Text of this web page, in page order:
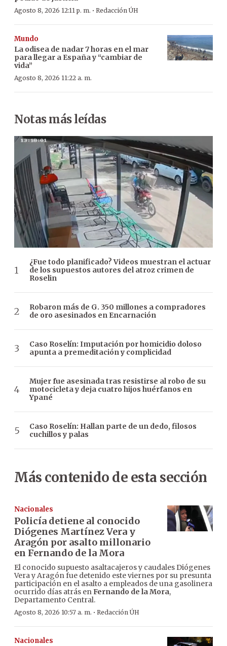
Agosto 8, 2026 12:11 p. m. · Redacción ÚH
Mundo
La odisea de nadar 7 horas en el mar
para llegar a España y “cambiar de
vida”
Agosto 8, 2026 11:22 a. m.
Notas más leídas
¿Fue todo planificado? Videos muestran el actuar
de los supuestos autores del atroz crimen de
Roselin
Robaron más de G. 350 millones a compradores
de oro asesinados en Encarnación
Caso Roselín: Imputación por homicidio doloso
apunta a premeditación y complicidad
Mujer fue asesinada tras resistirse al robo de su
motocicleta y deja cuatro hijos huérfanos en
Ypané
Caso Roselín: Hallan parte de un dedo, filosos
cuchillos y palas
Más contenido de esta sección
Nacionales
Policía detiene al conocido
Diógenes Martínez Vera y
Aragón por asalto millonario
en Fernando de la Mora
El conocido supuesto asaltacajeros y caudales Diógenes
Vera y Aragón fue detenido este viernes por su presunta
participación en el asalto a empleados de una gasolinera
ocurrido días atrás enFernando de la Mora,
Departamento Central.
Agosto 8, 2026 10:57 a. m. · Redacción ÚH
Nacionales